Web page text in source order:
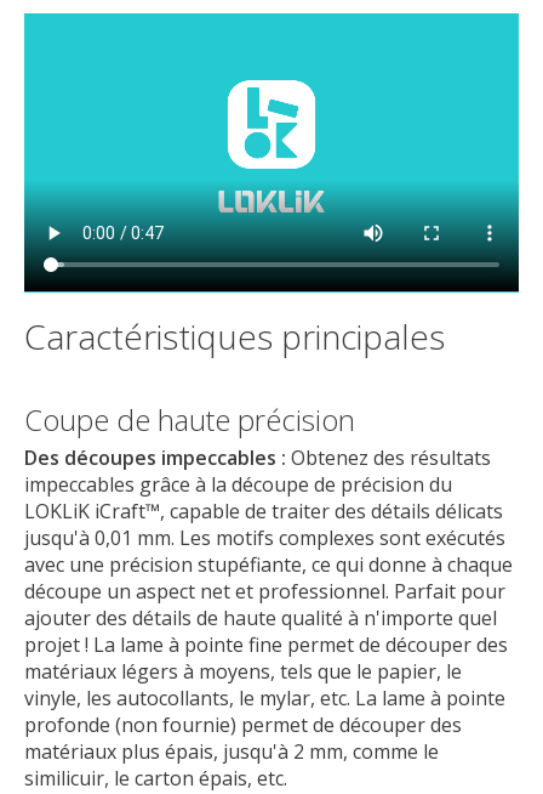
Caractéristiques principales
Coupe de haute précision
Des découpes impeccables :Obtenez des résultats
impeccables grâce à la découpe de précision du
LOKLiK iCraft™, capable de traiter des détails délicats
jusqu'à 0,01 mm. Les motifs complexes sont exécutés
avec une précision stupéfiante, ce qui donne à chaque
découpe un aspect net et professionnel. Parfait pour
ajouter des détails de haute qualité à n'importe quel
projet ! La lame à pointe fine permet de découper des
matériaux légers à moyens, tels que le papier, le
vinyle, les autocollants, le mylar, etc. La lame à pointe
profonde (non fournie) permet de découper des
matériaux plus épais, jusqu'à 2 mm, comme le
similicuir, le carton épais, etc.